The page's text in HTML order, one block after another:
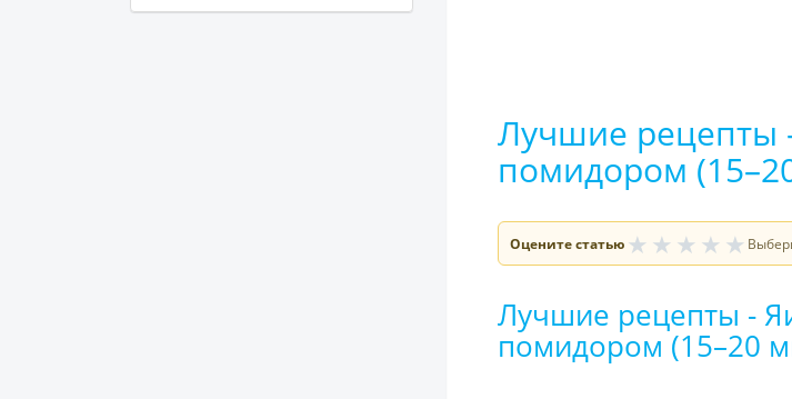
Лучшие рецепты
помидором
Оцените статью ★ ★ ★ ★ ★
Лучшие рецепты -
помидором (15–20